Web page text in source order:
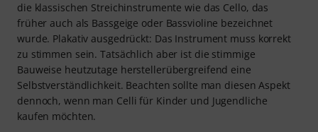
die klassischen Streichinstrumente wie das Cello, das
früher auch als Bassgeige oder Bassvioline bezeichnet
wurde. Plakativ ausgedrückt: Das Instrument muss korrekt
zu stimmen sein. Tatsächlich aber ist die stimmige
Bauweise heutzutage herstellerübergreifend eine
Selbstverständlichkeit. Beachten sollte man diesen Aspekt
dennoch, wenn man Celli für Kinder und Jugendliche
kaufen möchten.